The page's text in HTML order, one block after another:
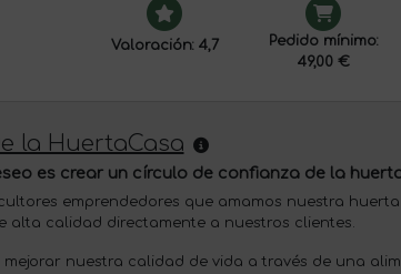
Valoración: 4,7
Pedido mínimo:
49,00 €
la HuertaCasa
es crear un círculo de confianza de la
emprendedores que amamos nuestra
alta calidad directamente a nuestros clientes.
mejorar nuestra calidad de vida a través de una